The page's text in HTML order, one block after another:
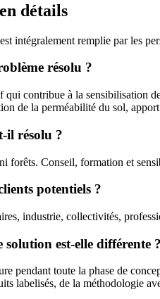
détails
intégralement remplie par les
résolu ?
qui contribue à la sensibilisation
de la perméabilité du sol,
il résolu ?
forêts. Conseil, formation et
potentiels ?
industrie, collectivités,
solution est-elle différente ?
pendant toute la phase de
labelisés, de la méthodologie